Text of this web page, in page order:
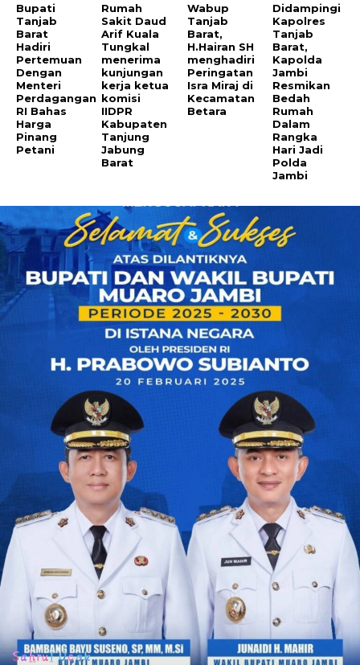
Bupati
Tanjab
Barat
Hadiri
Pertemuan
Dengan
Menteri
Perdagangan
RI Bahas
Harga
Pinang
Petani
Rumah
Sakit Daud
Arif Kuala
Tungkal
menerima
kunjungan
kerja ketua
komisi
IIDPR
Kabupaten
Tanjung
Jabung
Barat
Wabup
Tanjab
Barat,
H.Hairan SH
menghadiri
Peringatan
Isra Miraj di
Kecamatan
Betara
Didampingi
Kapolres
Tanjab
Barat,
Kapolda
Jambi
Resmikan
Bedah
Rumah
Dalam
Rangka
Hari Jadi
Polda
Jambi